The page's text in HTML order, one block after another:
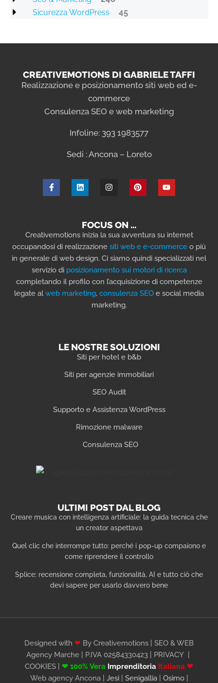
Sicurezza WordPress 45
CREATIVEMOTIONS DI GABRIELE TAFFI
Realizzazione e posizionamento siti web ed e-
commerce
Consulenza SEO e web marketing
Infoline: 393 1983577
Sedi : Ancona – Loreto
FOCUS ON …
Creativemotions inizia la sua avventura su internet
occupandosi di realizzazione siti web e e-commerce o più
in generale di web design. Ci siamo quindi specializzati nel
servizio di posizionamento sui motori di ricerca
completando il profilo con l’acquisizione di competenze
legate alweb marketing, consulenza SEO e social media
marketing.
LE NOSTRE SOLUZIONI
Siti per hotel e b&b
Siti per agenzie immobiliari
SEO Audit
Supporto e Assistenza WordPress
Rimozione malware
Consulenza SEO
ULTIMI POST DAL BLOG
Creare musica con intelligenza artificiale: la guida tecnica che
un creator aspettava
Quel clic che interrompe tutto: perché i pop-up compaiono e
come riprendere il controllo
Splice: recensione completa, funzionalità, AI e tutto ciò che
devi sapere per usarlo davvero bene
Designed with ❤ By Creativemotions | SEO & WEB
Agency Marche | P.IVA 02584330423 | PRIVACY
COOKIES
❤ 100% Vera Imprenditoria Italiana ❤
Web agency Ancona | Jesi| Senigallia| Osimo|